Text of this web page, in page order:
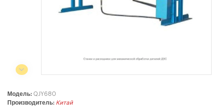
220004, г. Минск, ул. Западная,
СЕЛЬСКОХОЗЯЙСТВЕННАЯ ТЕХНИКА
Модель: QJY680
Производитель: Китай